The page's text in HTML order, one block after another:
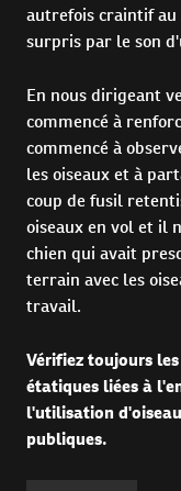
autrefois craintif
surpris par le son
En nous dirigeant
commencé à
commencé à
les oiseaux et à
coup de fusil
oiseaux en vol et il
chien qui avait
terrain avec les
travail.
Vérifiez toujours
étatiques liées à
l'utilisation
publiques.